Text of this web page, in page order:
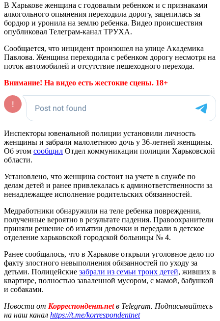
В Харькове женщина с годовалым ребенком и с признаками
алкогольного опьянения переходила дорогу, зацепилась за
бордюр и уронила на землю ребенка. Видео происшествия
опубликовал Телеграм-канал ТРУХА.
Сообщается, что инцидент произошел на улице Академика
Павлова. Женщина переходила с ребенком дорогу несмотря на
поток автомобилей и отсутствие пешеходного перехода.
Внимание! На видео есть жестокие сцены. 18+
Инспекторы ювенальной полиции установили личность
женщины и забрали малолетнюю дочь у 36-летней женщины.
Об этом сообщил Отдел коммуникации полиции Харьковской
области.
Установлено, что женщина состоит на учете в службе по
делам детей и ранее привлекалась к админответственности за
ненадлежащее исполнение родительских обязанностей.
Медработники обнаружили на теле ребенка повреждения,
полученные вероятно в результате падения. Правоохранители
приняли решение об изъятии девочки и передали в детское
отделение харьковской городской больницы № 4.
Ранее сообщалось, что в Харькове открыли уголовное дело по
факту злостного невыполнения обязанностей по уходу за
детьми. Полицейские забрали из семьи троих детей, живших в
квартире, полностью заваленной мусором, с мамой, бабушкой
и собаками.
Новости от Корреспондент.netв Telegram. Подписывайтесь
на наш канал https://t.me/korrespondentnet